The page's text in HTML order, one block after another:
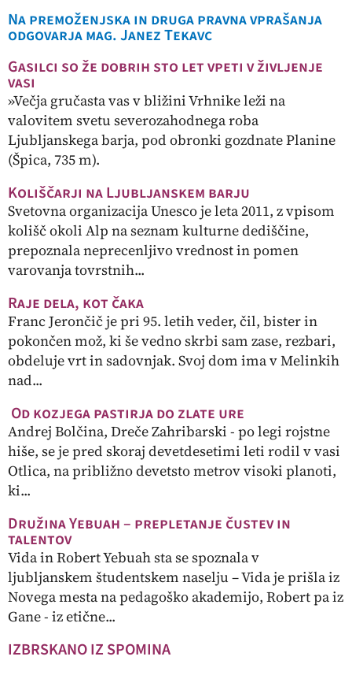
Na premoženjska in druga pravna vprašanja
odgovarja mag. Janez Tekavc
Gasilci so že dobrih sto let vpeti v življenje
vasi
»Večja gručasta vas v bližini Vrhnike leži na
valovitem svetu severozahodnega roba
Ljubljanskega barja, pod obronki gozdnate Planine
(Špica, 735 m).
Koliščarji na Ljubljanskem barju
Svetovna organizacija Unesco je leta 2011, z vpisom
kolišč okoli Alp na seznam kulturne dediščine,
prepoznala neprecenljivo vrednost in pomen
varovanja tovrstnih...
Raje dela, kot čaka
Franc Jerončič je pri 95. letih veder, čil, bister in
pokončen mož, ki še vedno skrbi sam zase, rezbari,
obdeluje vrt in sadovnjak. Svoj dom ima v Melinkih
nad...
Od kozjega pastirja do zlate ure
Andrej Bolčina, Dreče Zahribarski - po legi rojstne
hiše, se je pred skoraj devetdesetimi leti rodil v vasi
Otlica, na približno devetsto metrov visoki planoti,
ki...
Družina Yebuah – prepletanje čustev in
talentov
Vida in Robert Yebuah sta se spoznala v
ljubljanskem študentskem naselju – Vida je prišla iz
Novega mesta na pedagoško akademijo, Robert pa iz
Gane - iz etične...
IZBRSKANO IZ SPOMINA